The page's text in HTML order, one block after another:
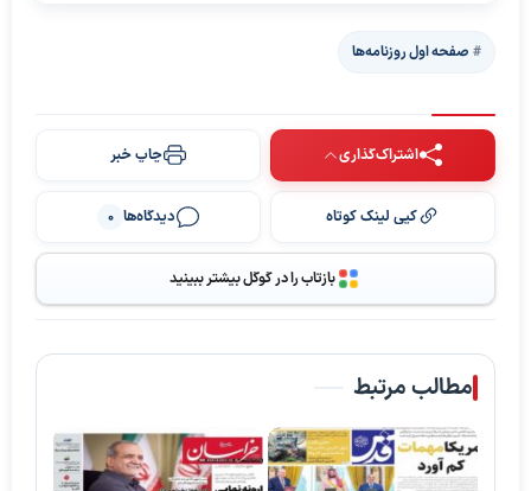
صفحه اول روزنامه‌ها
اشتراک‌گذاری چاپ خبر
کپی لینک کوتاه دیدگاه‌ها 0
بازتاب را در گوگل بیشتر ببینید
مطالب مرتبط